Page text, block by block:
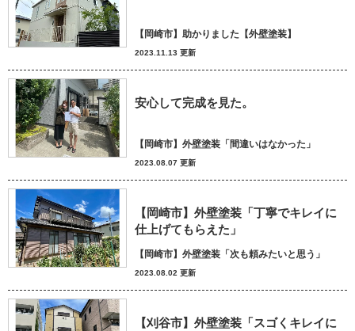
【岡崎市】助かりました【外壁塗装】
2023.11.13 更新
安心して完成を見た。
【岡崎市】外壁塗装「間違いはなかった」
2023.08.07 更新
【岡崎市】外壁塗装「丁寧でキレイに
仕上げてもらえた」
【岡崎市】外壁塗装「次も頼みたいと思う」
2023.08.02 更新
【刈谷市】外壁塗装「スゴくキレイに